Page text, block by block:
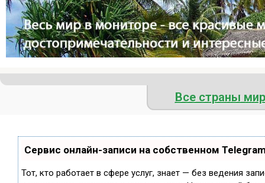
Все страны
Сервис онлайн-записи на собственном
Тот, кто работает в сфере услуг, знает — без ведения